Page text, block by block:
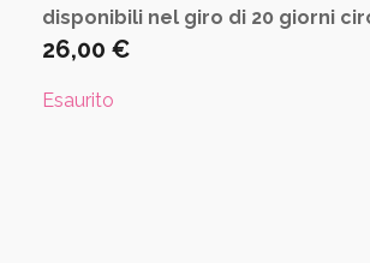
disponibili nel giro di 20 giorni
26,00 €
Esaurito